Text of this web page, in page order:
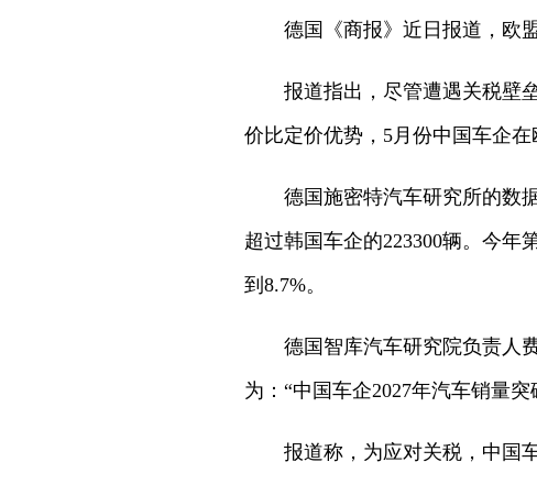
德国《商报》近日报道，欧
报道指出，尽管遭遇关税壁
价比定价优势，5月份中国车企在
德国施密特汽车研究所的数
超过韩国车企的223300辆。今年
到8.7%。
德国智库汽车研究院负责人
为：“中国车企2027年汽车销量
报道称，为应对关税，中国